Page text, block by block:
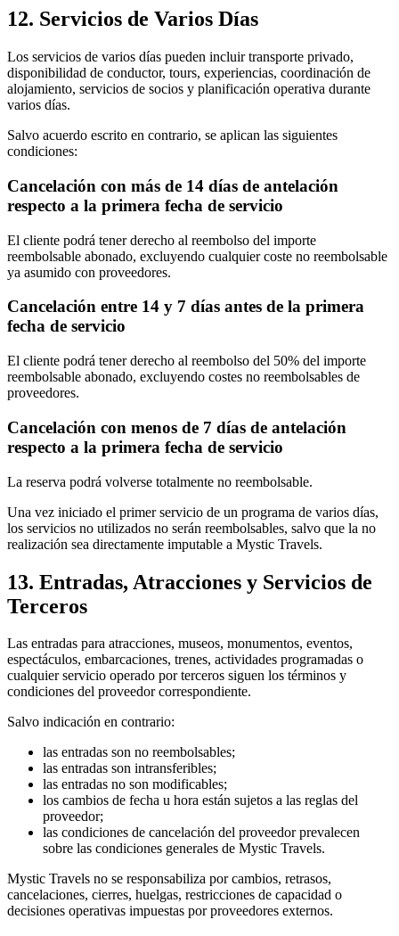
12. Servicios de Varios Días
Los servicios de varios días pueden incluir transporte privado,
disponibilidad de conductor, tours, experiencias, coordinación de
alojamiento, servicios de socios y planificación operativa durante
varios días.
Salvo acuerdo escrito en contrario, se aplican las siguientes
condiciones:
Cancelación con más de 14 días de antelación
respecto a la primera fecha de servicio
El cliente podrá tener derecho al reembolso del importe
reembolsable abonado, excluyendo cualquier coste no reembolsable
ya asumido con proveedores.
Cancelación entre 14 y 7 días antes de la primera
fecha de servicio
El cliente podrá tener derecho al reembolso del 50% del importe
reembolsable abonado, excluyendo costes no reembolsables de
proveedores.
Cancelación con menos de 7 días de antelación
respecto a la primera fecha de servicio
La reserva podrá volverse totalmente no reembolsable.
Una vez iniciado el primer servicio de un programa de varios días,
los servicios no utilizados no serán reembolsables, salvo que la no
realización sea directamente imputable a Mystic Travels.
13. Entradas, Atracciones y Servicios de
Terceros
Las entradas para atracciones, museos, monumentos, eventos,
espectáculos, embarcaciones, trenes, actividades programadas o
cualquier servicio operado por terceros siguen los términos y
condiciones del proveedor correspondiente.
Salvo indicación en contrario:
las entradas son no reembolsables;
las entradas son intransferibles;
las entradas no son modificables;
los cambios de fecha u hora están sujetos a las reglas del
proveedor;
las condiciones de cancelación del proveedor prevalecen
sobre las condiciones generales de Mystic Travels.
Mystic Travels no se responsabiliza por cambios, retrasos,
cancelaciones, cierres, huelgas, restricciones de capacidad o
decisiones operativas impuestas por proveedores externos.